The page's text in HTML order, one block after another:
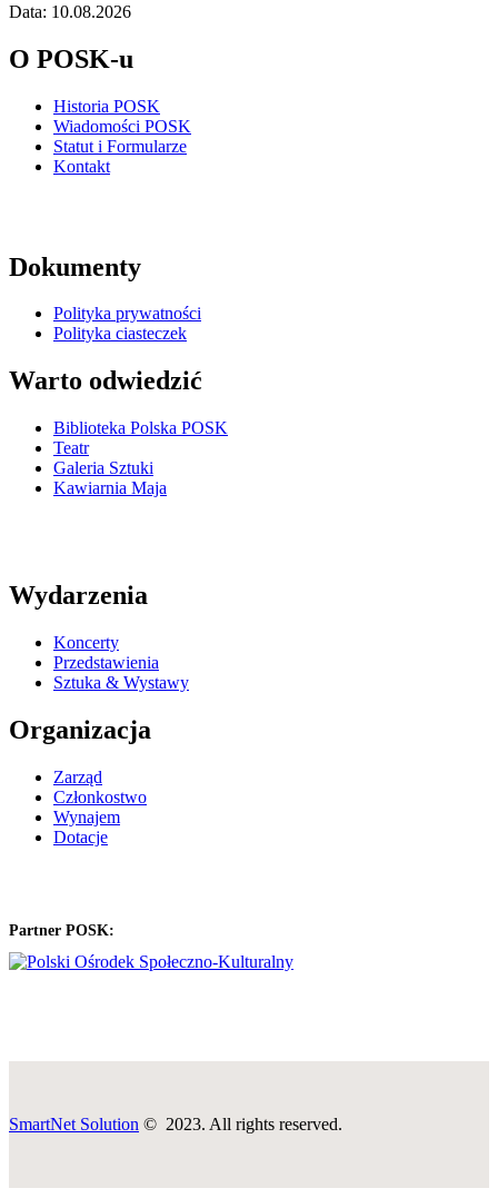
Data: 10.08.2026
O POSK-u
Historia POSK
Wiadomości POSK
Statut i Formularze
Kontakt
Dokumenty
Polityka prywatności
Polityka ciasteczek
Warto odwiedzić
Biblioteka Polska POSK
Teatr
Galeria Sztuki
Kawiarnia Maja
Wydarzenia
Koncerty
Przedstawienia
Sztuka & Wystawy
Organizacja
Zarząd
Członkostwo
Wynajem
Dotacje
Partner POSK:
SmartNet Solution © 2023. All rights reserved.